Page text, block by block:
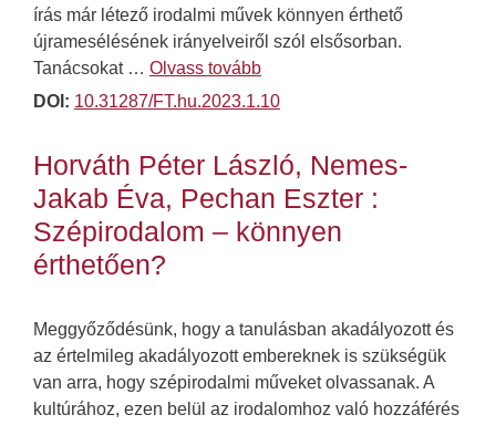
írás már létező irodalmi művek könnyen érthető
újramesélésének irányelveiről szól elsősorban.
Tanácsokat … Olvass tovább
DOI: 10.31287/FT.hu.2023.1.10
Horváth Péter László, Nemes-
Jakab Éva, Pechan Eszter :
Szépirodalom – könnyen
érthetően?
Meggyőződésünk, hogy a tanulásban akadályozott és
az értelmileg akadályozott embereknek is szükségük
van arra, hogy szépirodalmi műveket olvassanak. A
kultúrához, ezen belül az irodalomhoz való hozzáférés